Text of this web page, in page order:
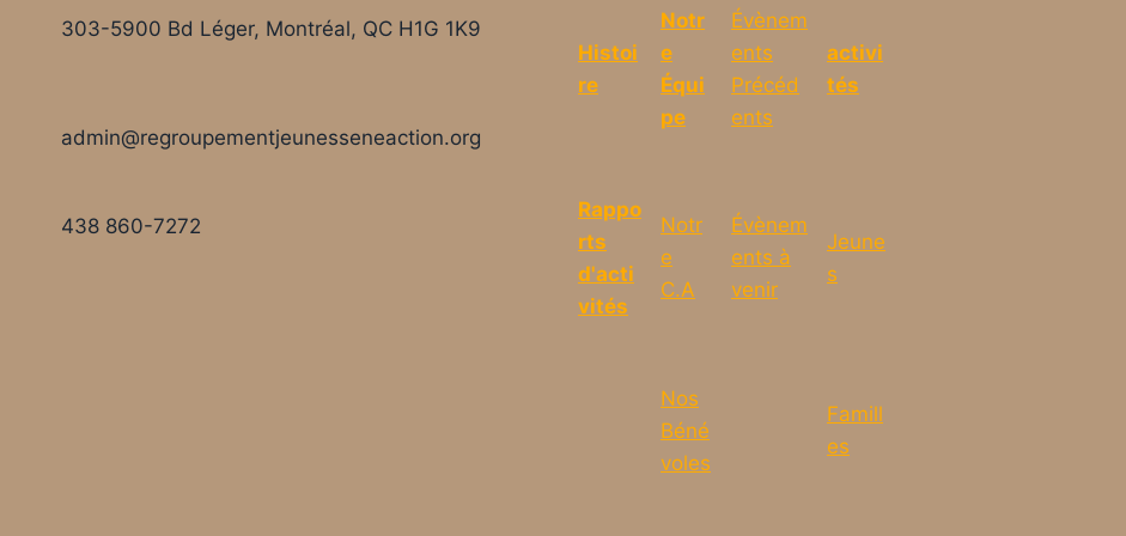
303-5900 Bd Léger, Montréal, QC H1G 1K9
admin@regroupementjeunesseneaction.org
438 860-7272
Histoi
re
Notr
e
Équi
pe
Évènem
ents
Précéd
ents
activi
tés
Rappo
rts
d'acti
vités
Notr
e
C.A
Évènem
ents à
venir
Jeune
s
Nos
Béné
voles
Famill
es